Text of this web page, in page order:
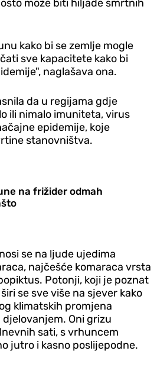
može biti hiljade smrtnih
kako bi se zemlje mogle
sve kapacitete kako bi
naglašava ona.
da u regijama gdje
ili nimalo imuniteta, virus
epidemije, koje
stanovništva.
na frižider odmah
se na ljude ujedima
najčešće komaraca vrsta
Potonji, koji je poznat
se sve više na sjever kako
klimatskih promjena
Oni grizu
sati, s vrhuncem
jutro i kasno poslijepodne.